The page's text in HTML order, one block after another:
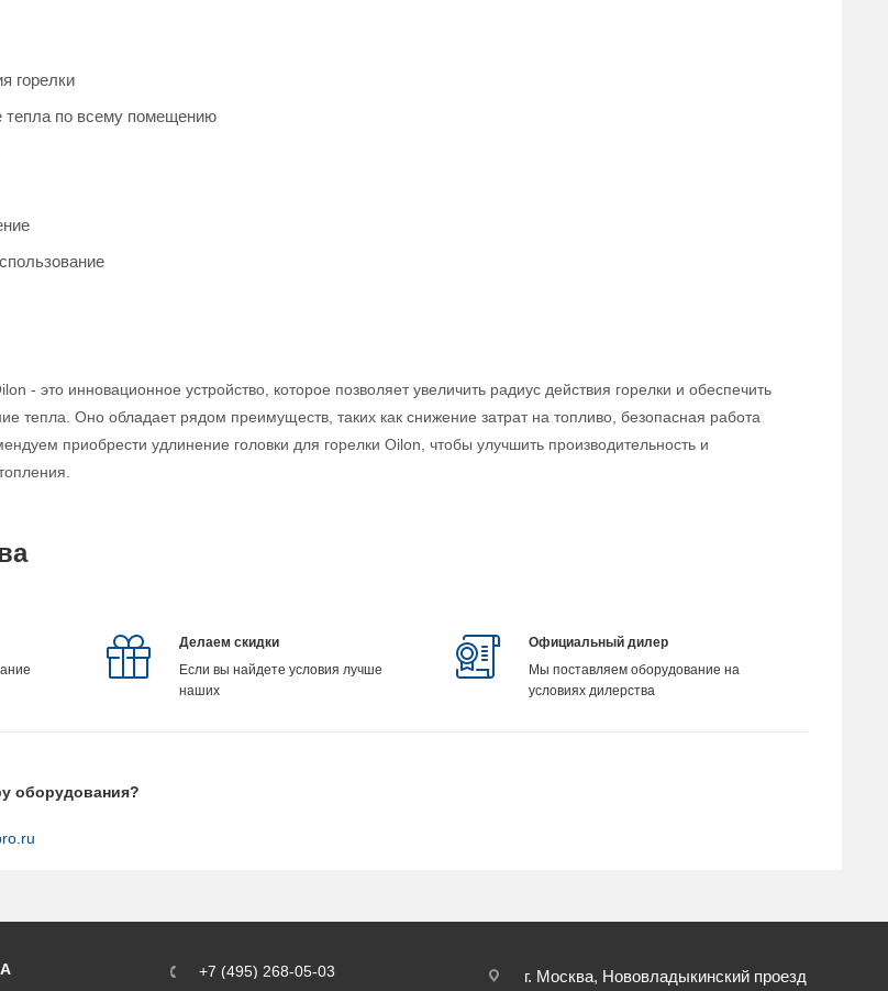
горелки
тепла по всему помещению
- это инновационное устройство, которое позволяет увеличить радиус действия горелки и обеспечить
тепла. Оно обладает рядом преимуществ, таких как снижение затрат на топливо, безопасная работа
приобрести удлинение головки для горелки Oilon, чтобы улучшить производительность и
Делаем скидки
Если вы найдете условия лучше
наших
Официальный дилер
Мы поставляем оборудование на
условиях дилерства
оборудования?
+7 (495) 268-05-03
г. Москва, Нововладыкинский проезд